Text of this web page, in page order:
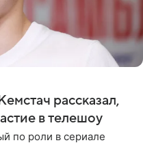
рассказал,
в телешоу
по роли в сериале